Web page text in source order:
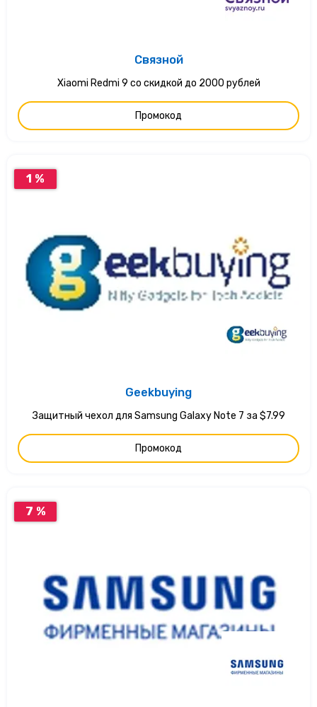
Связной
Xiaomi Redmi 9 со скидкой до 2000 рублей
Промокод
1 %
Geekbuying
Защитный чехол для Samsung Galaxy Note 7 за $7.99
Промокод
7 %